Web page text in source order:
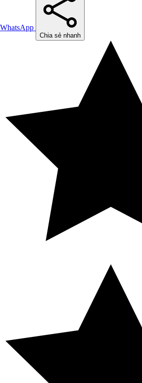
WhatsApp
Chia sẻ nhanh